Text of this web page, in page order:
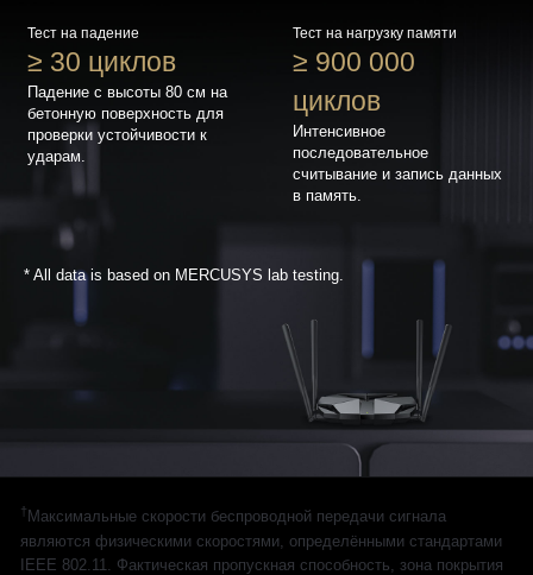
Тест на падение
≥ 30 циклов
Падение с высоты 80 см на
бетонную поверхность для
проверки устойчивости к
ударам.
Тест на нагрузку памяти
≥ 900 000
циклов
Интенсивное
последовательное
считывание и запись данных
в память.
* All data is based on MERCUSYS lab testing.
† Максимальные скорости беспроводной передачи сигнала
являются физическими скоростями, определёнными стандартами
IEEE 802.11. Фактическая пропускная способность, зона покрытия